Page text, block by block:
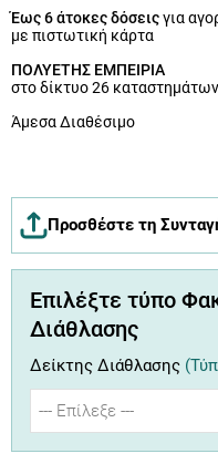
Έως 6 άτοκες δόσειςγια
με πιστωτική κάρτα
ΠΟΛΥΕΤΗΣ ΕΜΠΕΙΡΙΑ
στο δίκτυο 26 καταστημάτων
Άμεσα Διαθέσιμο
Προσθέστε τη
Επιλέξτε τύπο
Διάθλασης
Δείκτης Διάθλασης